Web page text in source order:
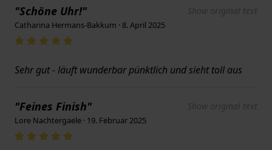
"Schöne Uhr!" Show original text
Catharina Hermans-Bakkum · 8. April 2025
Sehr gut - läuft wunderbar pünktlich und sieht toll aus
"Feines Finish" Show original text
Lore Nachtergaele · 19. Februar 2025